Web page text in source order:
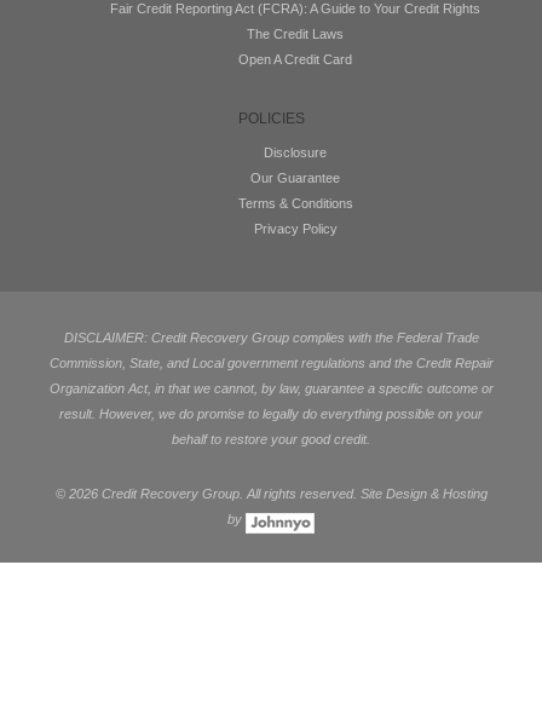
Fair Credit Reporting Act (FCRA): A Guide to Your Credit Rights
The Credit Laws
Open A Credit Card
POLICIES
Disclosure
Our Guarantee
Terms & Conditions
Privacy Policy
DISCLAIMER: Credit Recovery Group complies with the Federal Trade
Commission, State, and Local government regulations and the Credit Repair
Organization Act, in that we cannot, by law, guarantee a specific outcome or
result. However, we do promise to legally do everything possible on your
behalf to restore your good credit.
© 2026 Credit Recovery Group. All rights reserved. Site Design & Hosting
by